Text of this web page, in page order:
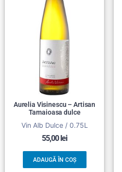
Aurelia Visinescu – Artisan
Tamaioasa dulce
Vin Alb Dulce / 0.75L
55,00lei
ADAUGĂ ÎN COȘ